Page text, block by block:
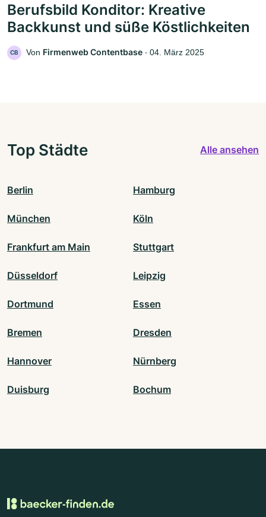
Berufsbild Konditor: Kreative
Backkunst und süße Köstlichkeiten
CB Von Firmenweb Contentbase ‧ 04. März 2025
Top Städte Alle ansehen
Berlin Hamburg
München Köln
Frankfurt am Main Stuttgart
Düsseldorf Leipzig
Dortmund Essen
Bremen Dresden
Hannover Nürnberg
Duisburg Bochum